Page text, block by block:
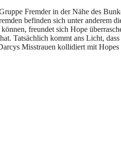
Fremder in der Nähe des
befinden sich unter anderem
freundet sich Hope
Tatsächlich kommt ans Licht,
Misstrauen kollidiert mit